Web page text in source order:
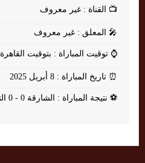
📺 القناة : غير معروف
🎤 المعلق : غير معروف
⌚ توقيت المباراة : بتوقيت القاهرة
⏰ تاريخ المباراة : 8 أبريل 2025
⚽ نتيجة المباراة : الشارقة 0 - 0 التعاون